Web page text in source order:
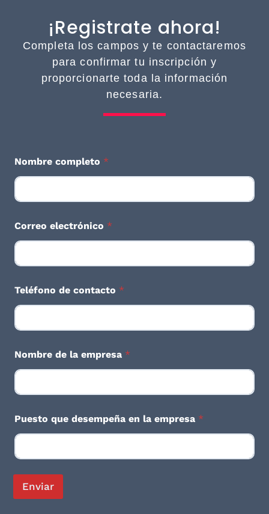
¡Registrate ahora!
Completa los campos y te contactaremos
para confirmar tu inscripción y
proporcionarte toda la información
necesaria.
o
m
r
l
a
d
Nombre completo *
Correo electrónico *
Teléfono de contacto *
Nombre de la empresa *
Puesto que desempeña en la empresa *
Enviar